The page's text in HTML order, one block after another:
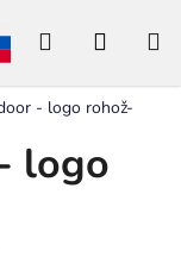
Hľadať
- logo rohož-
logo